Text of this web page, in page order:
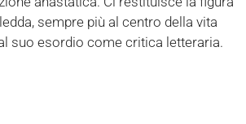
sempre più al centro della vita
suo esordio come critica letteraria.